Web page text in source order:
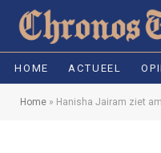
HOME ACTUEEL
Home » Hanisha Jairam ziet